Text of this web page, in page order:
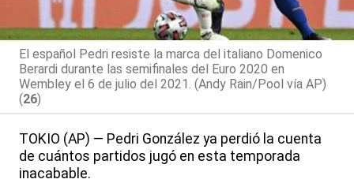
El español Pedri resiste la marca del italiano Domenico
Berardi durante las semifinales del Euro 2020 en
Wembley el 6 de julio del 2021. (Andy Rain/Pool vía AP)
(26)
TOKIO (AP) — Pedri González ya perdió la cuenta
de cuántos partidos jugó en esta temporada
inacabable.